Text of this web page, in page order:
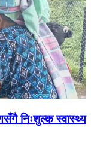
निःशुल्क स्वास्थ्य